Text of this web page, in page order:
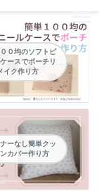
などの縫い物
０均のソフトビ
ースでポーチリ
イク作り方
ーなし簡単クッ
カバー作り方